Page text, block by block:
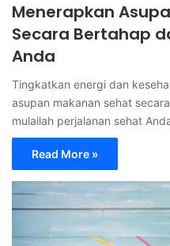
Menerapkan
Secara Bertahap
Anda
Tingkatkan energi dan
asupan makanan sehat
mulailah perjalanan sehat
Read More »